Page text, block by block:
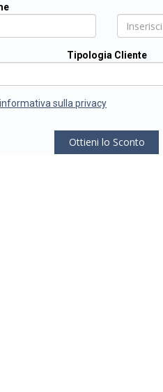
Tipologia Cliente
informativa sulla privacy
Ottieni lo Sconto